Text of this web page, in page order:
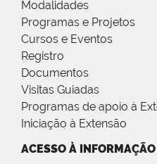
Modalidades
Programas e Projetos
Cursos e Eventos
Registro
Documentos
Visitas Guiadas
Programas de apoio à
Iniciação à Extensão
ACESSO À INFORMAÇÃO